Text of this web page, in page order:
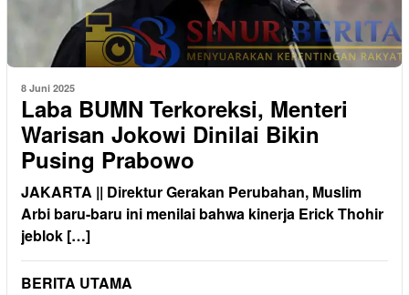
8 Juni 2025
Laba BUMN Terkoreksi, Menteri
Warisan Jokowi Dinilai Bikin
Pusing Prabowo
JAKARTA || Direktur Gerakan Perubahan, Muslim
Arbi baru-baru ini menilai bahwa kinerja Erick Thohir
jeblok […]
BERITA UTAMA